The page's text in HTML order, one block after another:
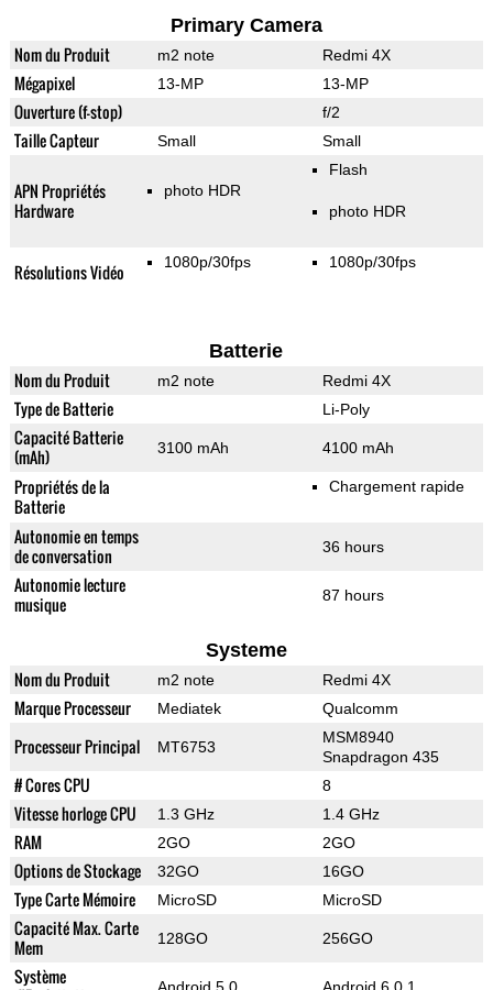
Primary Camera
Nom du Produit m2 note Redmi 4X
Mégapixel 13-MP 13-MP
Ouverture (f-stop) f/2
Taille Capteur Small Small
APN Propriétés
Hardware
photo HDR
Flash
photo HDR
Résolutions Vidéo 1080p/30fps 1080p/30fps
Batterie
Nom du Produit m2 note Redmi 4X
Type de Batterie Li-Poly
Capacité Batterie
(mAh)
3100 mAh 4100 mAh
Propriétés de la
Batterie
Chargement rapide
Autonomie en temps
de conversation
36 hours
Autonomie lecture
musique
87 hours
Systeme
Nom du Produit m2 note Redmi 4X
Marque Processeur Mediatek Qualcomm
Processeur Principal MT6753
MSM8940
Snapdragon 435
# Cores CPU 8
Vitesse horloge CPU 1.3 GHz 1.4 GHz
RAM 2GO 2GO
Options de Stockage 32GO 16GO
Type Carte Mémoire MicroSD MicroSD
Capacité Max. Carte
Mem
128GO 256GO
Système